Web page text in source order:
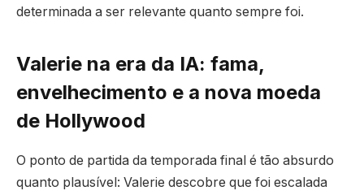
determinada a ser relevante quanto sempre foi.
Valerie na era da IA: fama,
envelhecimento e a nova moeda
de Hollywood
O ponto de partida da temporada final é tão absurdo
quanto plausível: Valerie descobre que foi escalada